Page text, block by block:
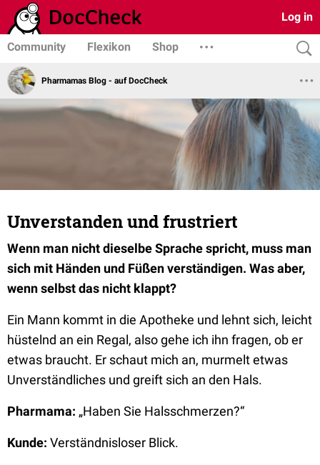
Log in
Community Flexikon Shop
Pharmamas Blog - auf DocCheck
Unverstanden und frustriert
Wenn man nicht dieselbe Sprache spricht, muss man
sich mit Händen und Füßen verständigen. Was aber,
wenn selbst das nicht klappt?
Ein Mann kommt in die Apotheke und lehnt sich, leicht
hüstelnd an ein Regal, also gehe ich ihn fragen, ob er
etwas braucht. Er schaut mich an, murmelt etwas
Unverständliches und greift sich an den Hals.
Pharmama: „Haben Sie Halsschmerzen?“
Kunde: Verständnisloser Blick.